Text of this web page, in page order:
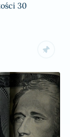
30